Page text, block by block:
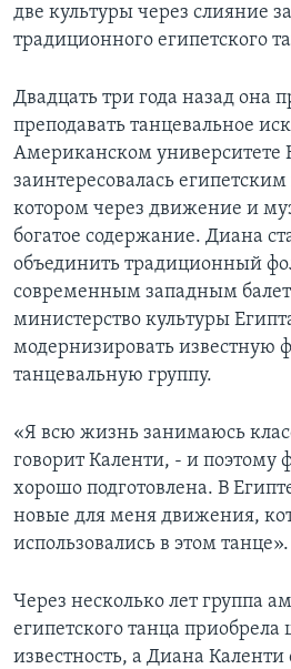
НЬЮ-ЙОРК NEW YORK
ТЕСТЫ
ВИДЕО
Learning English
СОЦИАЛЬНЫЕ СЕТИ
Языки
две культуры через слияние
традиционного египетского
Двадцать три года назад она
преподавать танцевальное
Американском университете
заинтересовалась
котором через движение и
богатое содержание. Диана
объединить традиционный
современным западным
министерство культуры
модернизировать известную
танцевальную группу.
«Я всю жизнь занимаюсь
говорит Каленти, - и поэтому
хорошо подготовлена. В
новые для меня движения,
использовались в этом танце».
Через несколько лет группа
египетского танца
известность, а Диана Каленти